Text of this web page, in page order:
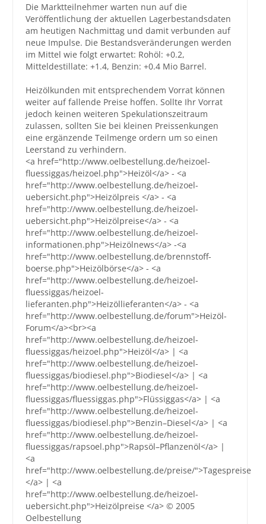
Shop
Die Marktteilnehmer warten nun auf die
Veröffentlichung der aktuellen Lagerbestandsdaten
am heutigen Nachmittag und damit verbunden auf
neue Impulse. Die Bestandsveränderungen werden
im Mittel wie folgt erwartet: Rohöl: +0.2,
Mitteldestillate: +1.4, Benzin: +0.4 Mio Barrel.
Heizölkunden mit entsprechendem Vorrat können
weiter auf fallende Preise hoffen. Sollte Ihr Vorrat
jedoch keinen weiteren Spekulationszeitraum
zulassen, sollten Sie bei kleinen Preissenkungen
eine ergänzende Teilmenge ordern um so einen
Leerstand zu verhindern.
<a href="http://www.oelbestellung.de/heizoel-
fluessiggas/heizoel.php">Heizöl</a> - <a
href="http://www.oelbestellung.de/heizoel-
uebersicht.php">Heizölpreis </a> - <a
href="http://www.oelbestellung.de/heizoel-
uebersicht.php">Heizölpreise</a> - <a
href="http://www.oelbestellung.de/heizoel-
informationen.php">Heizölnews</a> -<a
href="http://www.oelbestellung.de/brennstoff-
boerse.php">Heizölbörse</a> - <a
href="http://www.oelbestellung.de/heizoel-
fluessiggas/heizoel-
lieferanten.php">Heizöllieferanten</a> - <a
href="http://www.oelbestellung.de/forum">Heizöl-
Forum</a><br><a
href="http://www.oelbestellung.de/heizoel-
fluessiggas/heizoel.php">Heizöl</a> | <a
href="http://www.oelbestellung.de/heizoel-
fluessiggas/biodiesel.php">Biodiesel</a> | <a
href="http://www.oelbestellung.de/heizoel-
fluessiggas/fluessiggas.php">Flüssiggas</a> | <a
href="http://www.oelbestellung.de/heizoel-
fluessiggas/biodiesel.php">Benzin–Diesel</a> | <a
href="http://www.oelbestellung.de/heizoel-
fluessiggas/rapsoel.php">Rapsöl–Pflanzenöl</a> |
<a
href="http://www.oelbestellung.de/preise/">Tagespreise
</a> | <a
href="http://www.oelbestellung.de/heizoel-
uebersicht.php">Heizölpreise </a> © 2005
Oelbestellung